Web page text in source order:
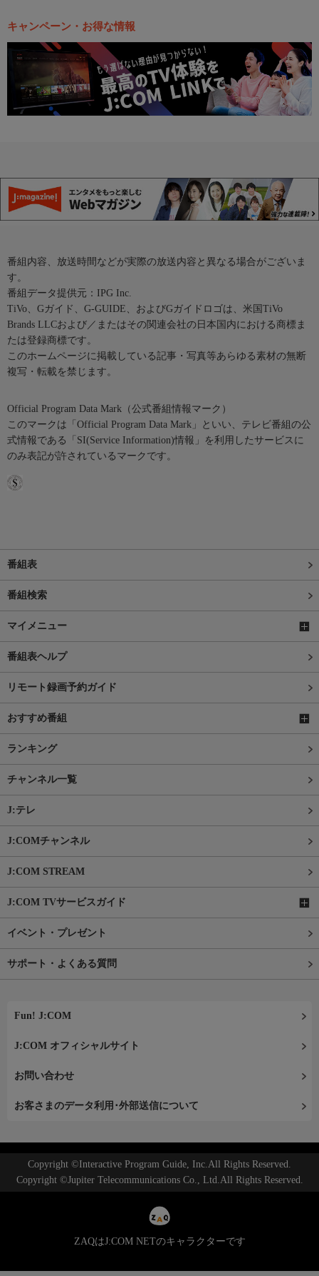
キャンペーン・お得な情報
番組内容、放送時間などが実際の放送内容と異なる場合がございま
す。
番組データ提供元：IPG Inc.
TiVo、Gガイド、G-GUIDE、およびGガイドロゴは、米国TiVo
Brands LLCおよび／またはその関連会社の日本国内における商標ま
たは登録商標です。
このホームページに掲載している記事・写真等あらゆる素材の無断
複写・転載を禁じます。
Official Program Data Mark（公式番組情報マーク）
このマークは「Official Program Data Mark」といい、テレビ番組の公
式情報である「SI(Service Information)情報」を利用したサービスに
のみ表記が許されているマークです。
番組表
番組検索
マイメニュー
番組表ヘルプ
リモート録画予約ガイド
おすすめ番組
ランキング
チャンネル一覧
J:テレ
J:COMチャンネル
J:COM STREAM
J:COM TVサービスガイド
イベント・プレゼント
サポート・よくある質問
Fun! J:COM
J:COM オフィシャルサイト
お問い合わせ
お客さまのデータ利用･外部送信について
Copyright ©Interactive Program Guide, Inc.All Rights Reserved.
Copyright ©Jupiter Telecommunications Co., Ltd.All Rights Reserved.
ZAQはJ:COM NETのキャラクターです